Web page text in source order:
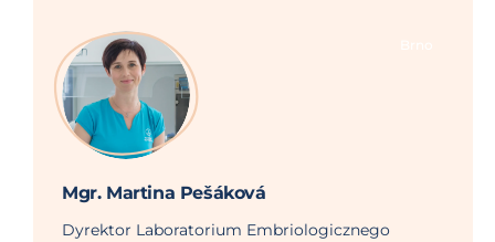
Mgr. Martina Pešáková
Dyrektor Laboratorium Embriologicznego